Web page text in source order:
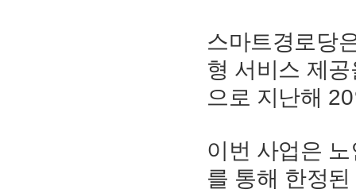
스마트경로당
형 서비스 제
으로 지난해
이번 사업은
를 통해 한정